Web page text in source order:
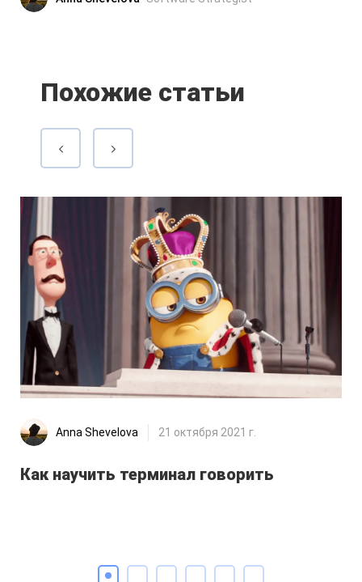
Похожие статьи
Anna Shevelova 21 октября 2021 г.
Как научить терминал говорить